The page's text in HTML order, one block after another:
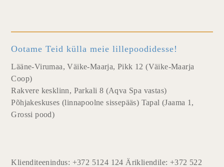
Ootame Teid külla meie lillepoodidesse!
Lääne-Virumaa, Väike-Maarja, Pikk 12 (Väike-Maarja
Coop)
Rakvere kesklinn, Parkali 8 (Aqva Spa vastas)
Põhjakeskuses (linnapoolne sissepääs) Tapal (Jaama 1,
Grossi pood)
Klienditeenindus: +372 5124 124 Ärikliendile: +372 522